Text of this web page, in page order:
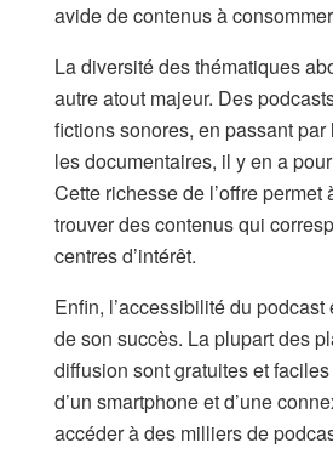
avide de contenus à
La diversité des thématiques
autre atout majeur. Des
fictions sonores, en passant
les documentaires, il y en a
Cette richesse de l’offre permet
trouver des contenus qui
centres d’intérêt.
Enfin, l’accessibilité du podcast
de son succès. La plupart des
diffusion sont gratuites et
d’un smartphone et d’une
accéder à des milliers de